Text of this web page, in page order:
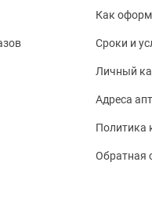
Как
Сроки и
Личный
Адреса
Политика
Обратная